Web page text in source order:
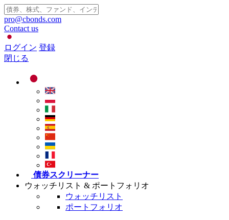
pro@cbonds.com
Contact us
ログイン 登録
閉じる
債券スクリーナー
ウォッチリスト & ポートフォリオ
ウォッチリスト
ポートフォリオ